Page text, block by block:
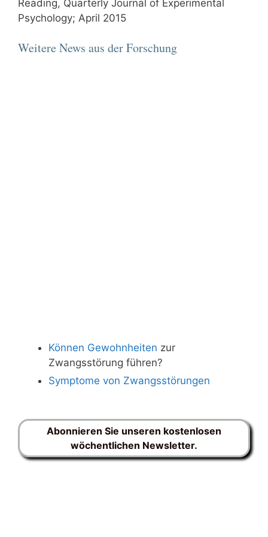
Reading, Quarterly Journal of Experimental
Psychology; April 2015
Weitere News aus der Forschung
Können Gewohnheiten zur
Zwangsstörung führen?
Symptome von Zwangsstörungen
Abonnieren Sie unseren kostenlosen
wöchentlichen Newsletter.